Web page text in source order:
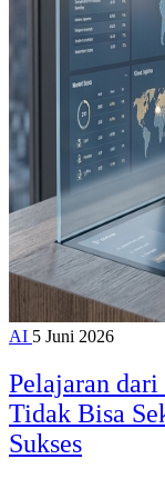
AI 5 Juni 2026
Pelajaran
Tidak Bisa
Sukses